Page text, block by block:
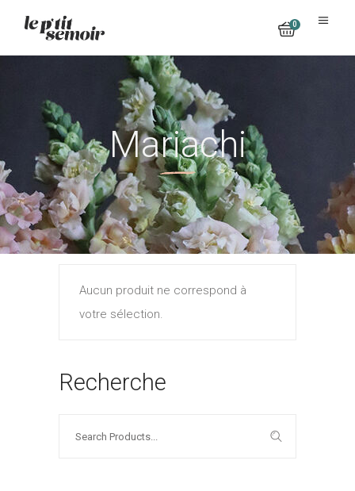
0
No products in the cart.
Mariachi
Aucun produit ne correspond à
votre sélection.
Recherche